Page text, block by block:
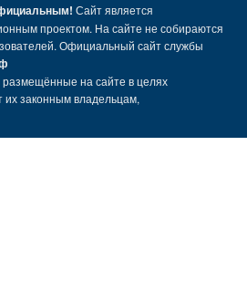
Сайт является
проектом. На сайте не собираются
Официальный сайт службы
на сайте в целях
законным владельцам,